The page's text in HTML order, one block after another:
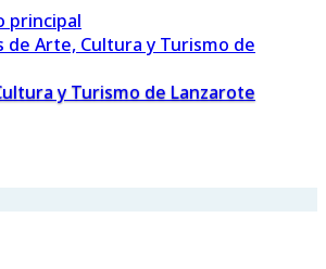
principal
y Turismo de Lanzarote